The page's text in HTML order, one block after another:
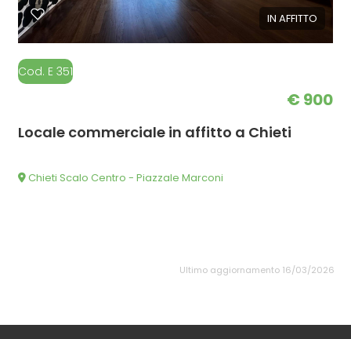
IN AFFITTO
Cod. E 351
€ 900
Locale commerciale in affitto a Chieti
Chieti Scalo Centro - Piazzale Marconi
Ultimo aggiornamento 16/03/2026